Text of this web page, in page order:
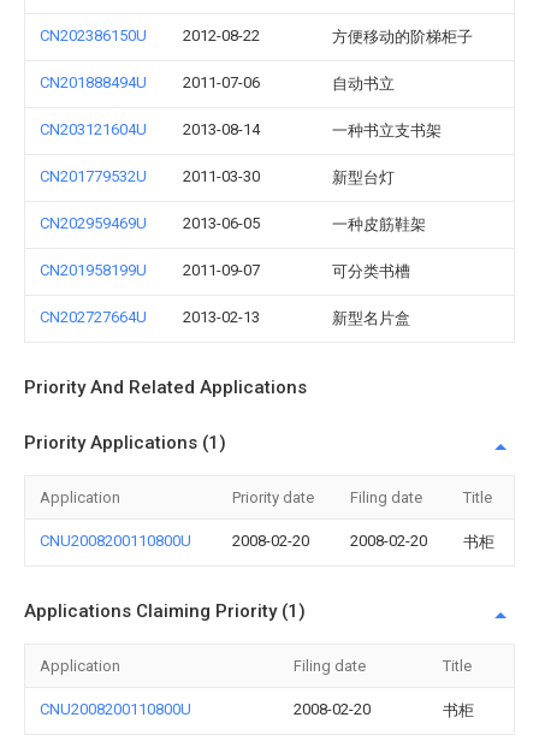
CN202386150U 2012-08-22 方便移动的阶梯柜子
CN201888494U 2011-07-06 自动书立
CN203121604U 2013-08-14 一种书立支书架
CN201779532U 2011-03-30 新型台灯
CN202959469U 2013-06-05 一种皮筋鞋架
CN201958199U 2011-09-07 可分类书槽
CN202727664U 2013-02-13 新型名片盒
Priority And Related Applications
Priority Applications (1)
Application Priority date Filing date Title
CNU2008200110800U 2008-02-20 2008-02-20 书柜
Applications Claiming Priority (1)
Application Filing date Title
CNU2008200110800U 2008-02-20 书柜